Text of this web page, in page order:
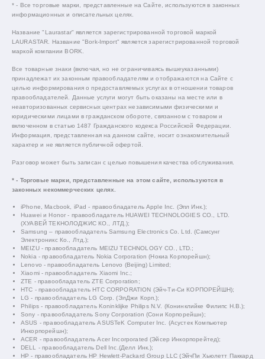
* - Все торговые марки, представленные на Сайте, используются в законных
информационных и описательных целях.
Название "Laurastar" является зарегистрированной торговой маркой
LAURASTAR. Название "Bork-Import" является зарегистрированной торговой
маркой компании BORK.
Все товарные знаки (включая, но не ограничиваясь вышеуказанными)
принадлежат их законным правообладателям и отображаются на Сайте с
целью информирования о предоставляемых услугах в отношении товаров
правообладателей. Данные услуги могут быть оказаны на месте или в
неавторизованных сервисных центрах независимыми физическими и
юридическими лицами в гражданском обороте, связанном с товаром и
включенном в статью 1487 Гражданского кодекса Российской Федерации.
Информация, представленная на данном сайте, носит ознакомительный
характер и не является публичной офертой.
Разговор может быть записан с целью повышения качества обслуживания.
* - Торговые марки, представленные на этом сайте, используются в
законных некоммерческих целях.
iPhone, Macbook, iPad - правообладатель Apple Inc. (Эпл Инк.);
Huawei и Honor - правообладатель HUAWEI TECHNOLOGIES CO., LTD.
(ХУАВЕЙ ТЕКНОЛОДЖИС КО., ЛТД.);
Samsung – правообладатель Samsung Electronics Co. Ltd. (Самсунг
Электроникс Ко., Лтд.);
MEIZU - правообладатель MEIZU TECHNOLOGY CO., LTD.;
Nokia - правообладатель Nokia Corporation (Нокиа Корпорейшн);
Lenovo - правообладатель Lenovo (Beijing) Limited;
Xiaomi - правообладатель Xiaomi Inc.;
ZTE - правообладатель ZTE Corporation;
HTC - правообладатель HTC CORPORATION (Эйч-Ти-Си КОРПОРЕЙШН);
LG - правообладатель LG Corp. (ЭлДжи Корп.);
Philips - правообладатель Koninklijke Philips N.V. (Конинклийке Филипс Н.В.);
Sony - правообладатель Sony Corporation (Сони Корпорейшн);
ASUS - правообладатель ASUSTeK Computer Inc. (Асустек Компьютер
Инкорпорейшн);
ACER - правообладатель Acer Incorporated (Эйсер Инкорпорейтед);
DELL - правообладатель Dell Inc.(Делл Инк.);
HP - правообладатель HP Hewlett-Packard Group LLC (ЭйчПи Хьюлетт Паккард